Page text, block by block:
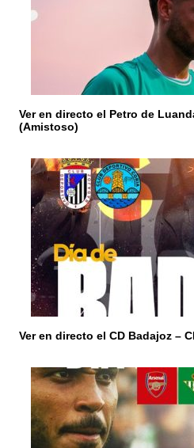
d
e
n
a
d
a
s
Ver en directo el Petro de
(Amistoso)
Ver en directo el CD Badajoz –